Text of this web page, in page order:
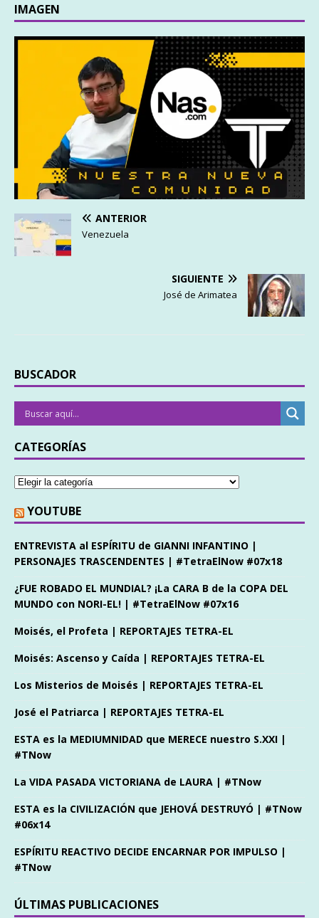
IMAGEN
ANTERIOR
Venezuela
SIGUIENTE
José de Arimatea
BUSCADOR
CATEGORÍAS
YOUTUBE
ENTREVISTA al ESPÍRITU de GIANNI INFANTINO |
PERSONAJES TRASCENDENTES | #TetraElNow #07x18
¿FUE ROBADO EL MUNDIAL? ¡La CARA B de la COPA DEL
MUNDO con NORI-EL! | #TetraElNow #07x16
Moisés, el Profeta | REPORTAJES TETRA-EL
Moisés: Ascenso y Caída | REPORTAJES TETRA-EL
Los Misterios de Moisés | REPORTAJES TETRA-EL
José el Patriarca | REPORTAJES TETRA-EL
ESTA es la MEDIUMNIDAD que MERECE nuestro S.XXI |
#TNow
La VIDA PASADA VICTORIANA de LAURA | #TNow
ESTA es la CIVILIZACIÓN que JEHOVÁ DESTRUYÓ | #TNow
#06x14
ESPÍRITU REACTIVO DECIDE ENCARNAR POR IMPULSO |
#TNow
ÚLTIMAS PUBLICACIONES